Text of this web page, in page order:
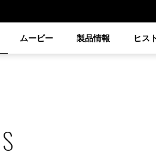
ムービー 製品情報 ヒス